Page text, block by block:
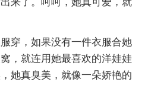
，如果没有一件衣服合她
，就连用她最喜欢的洋娃娃
她真臭美，就像一朵娇艳的